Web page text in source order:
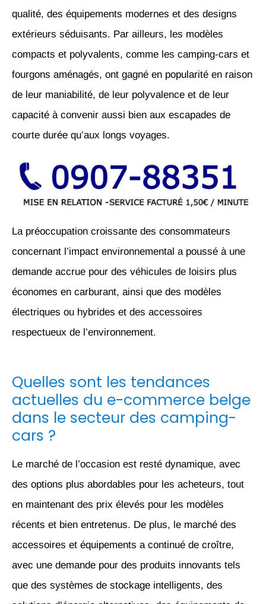
qualité, des équipements modernes et des designs
extérieurs séduisants. Par ailleurs, les modèles
compacts et polyvalents, comme les camping-cars et
fourgons aménagés, ont gagné en popularité en raison
de leur maniabilité, de leur polyvalence et de leur
capacité à convenir aussi bien aux escapades de
courte durée qu’aux longs voyages.
La préoccupation croissante des consommateurs
concernant l’impact environnemental a poussé à une
demande accrue pour des véhicules de loisirs plus
économes en carburant, ainsi que des modèles
électriques ou hybrides et des accessoires
respectueux de l’environnement.
Quelles sont les tendances
actuelles du e-commerce belge
dans le secteur des camping-
cars ?
Le marché de l’occasion est resté dynamique, avec
des options plus abordables pour les acheteurs, tout
en maintenant des prix élevés pour les modèles
récents et bien entretenus. De plus, le marché des
accessoires et équipements a continué de croître,
avec une demande pour des produits innovants tels
que des systèmes de stockage intelligents, des